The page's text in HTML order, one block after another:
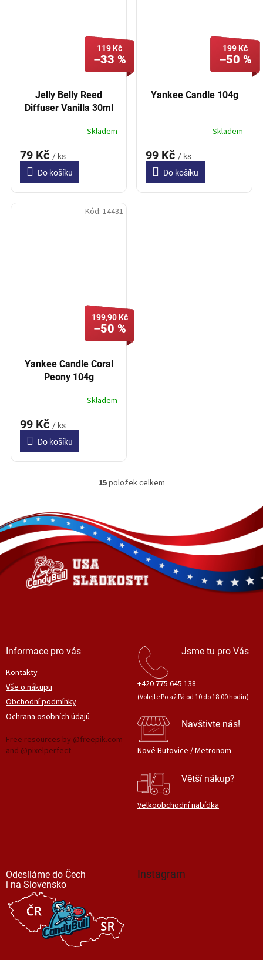
119 Kč
–33 %
Jelly Belly Reed
Diffuser Vanilla 30ml
Skladem
79 Kč / ks
Do košíku
199 Kč
–50 %
Yankee Candle 104g
Skladem
99 Kč / ks
Do košíku
199,90 Kč
–50 %
Yankee Candle Coral
Peony 104g
Skladem
99 Kč / ks
Do košíku
Kód: 14431
O
d
a
c
p
r
15položek celkem
á
p
a
í
Informace pro vás
Kontakty
Vše o nákupu
Obchodní podmínky
Ochrana osobních údajů
Free resources by @freepik.com
and @pixelperfect
Jsme tu pro Vás
+420 775 645 138
(Volejte Po až Pá od 10 do 18.00 hodin)
Navštivte nás!
Nové Butovice / Metronom
Větší nákup?
Velkoobchodní nabídka
Odesíláme do Čech
i na Slovensko
Instagram